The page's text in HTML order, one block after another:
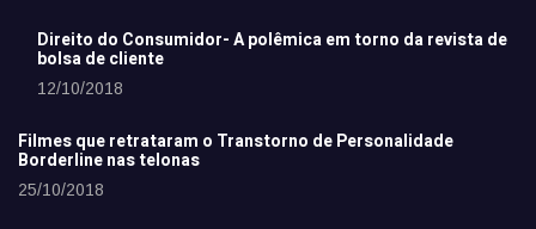
Direito do Consumidor- A polêmica em torno da revista de
bolsa de cliente
12/10/2018
Filmes que retrataram o Transtorno de Personalidade
Borderline nas telonas
25/10/2018